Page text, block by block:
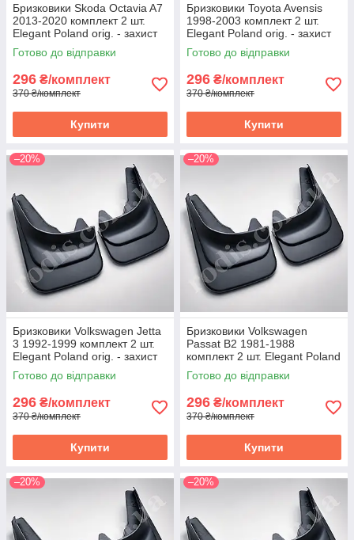
Бризковики Skoda Octavia A7
2013-2020 комплект 2 шт.
Elegant Poland orig. - захист
арок Скода Октавіа
Готово до відправки
296 ₴/комплект
370 ₴/комплект
Купити
Бризковики Toyota Avensis
1998-2003 комплект 2 шт.
Elegant Poland orig. - захист
арок Тойота Авенсіс
Готово до відправки
296 ₴/комплект
370 ₴/комплект
Купити
–20%
Бризковики Volkswagen Jetta
3 1992-1999 комплект 2 шт.
Elegant Poland orig. - захист
арок Фольксваген Джетта 3
Готово до відправки
296 ₴/комплект
370 ₴/комплект
Купити
–20%
Бризковики Volkswagen
Passat B2 1981-1988
комплект 2 шт. Elegant Poland
orig. - захист арок Volkswagen
Пасат B2
Готово до відправки
296 ₴/комплект
370 ₴/комплект
Купити
–20% –20%